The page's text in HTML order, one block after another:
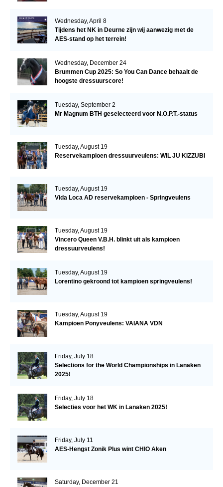
Wednesday, April 8
Tijdens het NK in Deurne zijn wij aanwezig met de
AES-stand op het terrein!
Wednesday, December 24
Brummen Cup 2025: So You Can Dance behaalt de
hoogste dressuurscore!
Tuesday, September 2
Mr Magnum BTH geselecteerd voor N.O.P.T.-status
Tuesday, August 19
Reservekampioen dressuurveulens: WIL JU KIZZUBI
Tuesday, August 19
Vida Loca AD reservekampioen - Springveulens
Tuesday, August 19
Vincero Queen V.B.H. blinkt uit als kampioen
dressuurveulens!
Tuesday, August 19
Lorentino gekroond tot kampioen springveulens!
Tuesday, August 19
Kampioen Ponyveulens: VAIANA VDN
Friday, July 18
Selections for the World Championships in Lanaken
2025!
Friday, July 18
Selecties voor het WK in Lanaken 2025!
Friday, July 11
AES-Hengst Zonik Plus wint CHIO Aken
Saturday, December 21